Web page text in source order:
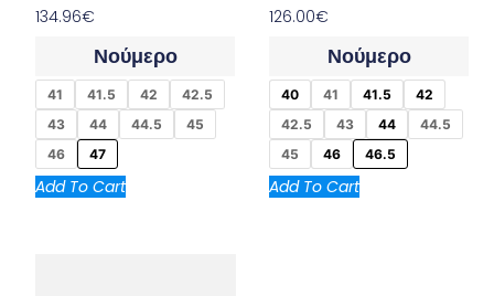
134.96€
Νούμερο
41 41.5 42
42.5
43
44 44.5
45
46
47
Add To Cart
126.00€
Νούμερο
40 41 41.5
42
42.5
43 44
44.5
45
46 46.5
Add To Cart